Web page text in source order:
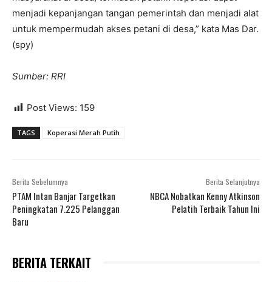
menjadi kepanjangan tangan pemerintah dan menjadi alat
untuk mempermudah akses petani di desa,” kata Mas Dar.
(spy)
Sumber: RRI
Post Views: 159
TAGS Koperasi Merah Putih
Berita Sebelumnya
PTAM Intan Banjar Targetkan
Peningkatan 7.225 Pelanggan
Baru
Berita Selanjutnya
NBCA Nobatkan Kenny Atkinson
Pelatih Terbaik Tahun Ini
BERITA TERKAIT